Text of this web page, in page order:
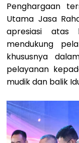
Penghargaan
Utama Jasa
apresiasi atas
mendukung
khususnya
pelayanan
mudik dan balik